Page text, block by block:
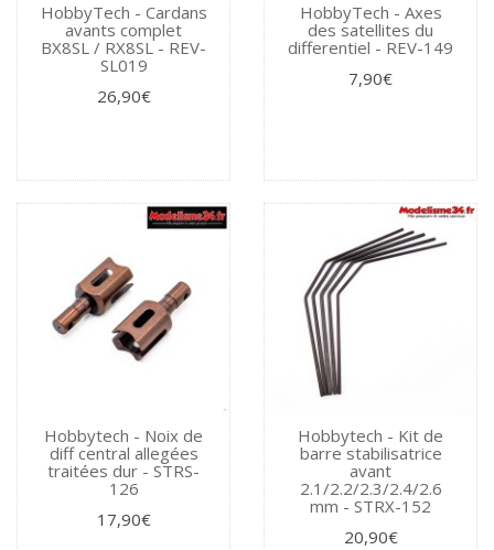
HobbyTech - Cardans
avants complet
BX8SL / RX8SL - REV-
SL019
26,90€
HobbyTech - Axes
des satellites du
differentiel - REV-149
7,90€
Hobbytech - Noix de
diff central allegées
traitées dur - STRS-
126
17,90€
Hobbytech - Kit de
barre stabilisatrice
avant
2.1/2.2/2.3/2.4/2.6
mm - STRX-152
20,90€